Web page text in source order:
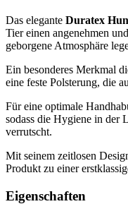
Das elegante Duratex
Tier einen angenehmen
geborgene Atmosphäre
Ein besonderes Merkmal
eine feste Polsterung, die
Für eine optimale
sodass die Hygiene in der
verrutscht.
Mit seinem zeitlosen
Produkt zu einer
Eigenschaften